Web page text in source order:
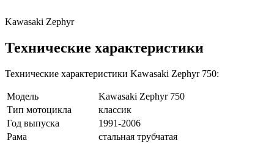
Kawasaki Zephyr
Технические характеристики
Технические характеристики Kawasaki Zephyr 750:
Модель
Kawasaki Zephyr 750
Тип мотоцикла
классик
Год выпуска
1991-2006
Рама
стальная трубчатая